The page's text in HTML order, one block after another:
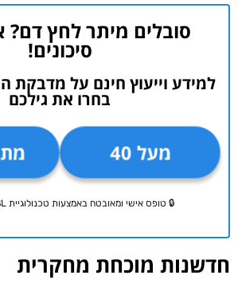
סובלים מיתר לחץ דם?
סיכונים!
למידע וייעוץ חינם על מדבקת
בחרו את גילכם
מעל 40
🔒 טופס אישי ומאובטח באמצעות טכנולוגיית SSL מתקדמת🔒
חדשנות מוכחת מחקרית